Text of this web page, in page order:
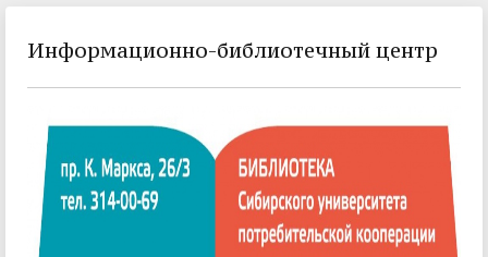
Информационно-библиотечный центр